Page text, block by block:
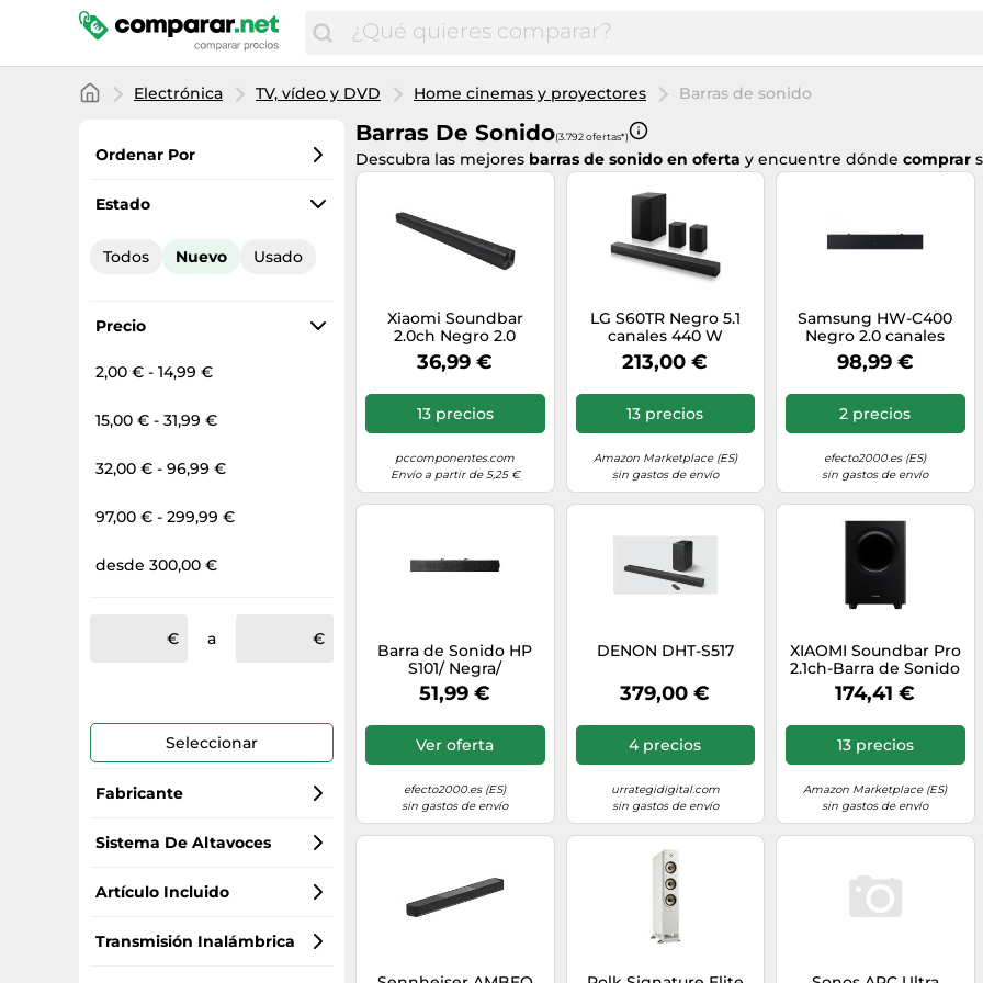
Electrónica TV, vídeo y DVD Home cinemas y proyectores Barras de sonido
Ordenar Por
Favoritos
Precio total
Estado
Todos Nuevo Usado
Precio
2,00 € - 14,99 €
15,00 € - 31,99 €
32,00 € - 96,99 €
97,00 € - 299,99 €
desde 300,00 €
a
Seleccionar
Fabricante
Samsung
LG Electronics
Hisense
Sistema De Altavoces
2.0
2.1
Artículo Incluido
mando a distancia
Transmisión Inalámbrica
Barras De Sonido(3.792 ofertas*)
Descubra las mejores barras de sonido en oferta y encuentre dónde comprar
Xiaomi Soundbar
2.0ch Negro 2.0
canales 24 W
36,99 €
13 precios
pccomponentes.com
Envío a partir de 5,25 €
LG S60TR Negro 5.1
canales 440 W
213,00 €
13 precios
Amazon Marketplace (ES)
sin gastos de envío
Samsung HW-C400
Negro 2.0 canales
98,99 €
2 precios
efecto2000.es (ES)
sin gastos de envío
Barra de Sonido HP
S101/ Negra/
Compatible con
monitores HP E-Series
51,99 €
Ver oferta
efecto2000.es (ES)
sin gastos de envío
DENON DHT-S517
379,00 €
4 precios
urrategidigital.com
sin gastos de envío
XIAOMI Soundbar Pro
2.1ch-Barra de Sonido
TV de 300W con
Graves potentes y
inalámbrico Externo.
Compatible con Dolby
Virtual:X. Conexiones
HDMI ARC/
Óptico/Coaxial/Bluetooth
174,41 €
13 precios
Amazon Marketplace (ES)
sin gastos de envío